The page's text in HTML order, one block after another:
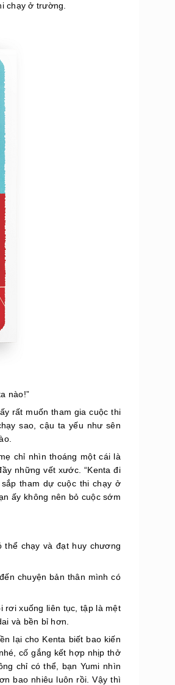
chạy ở trường.
nào!”
rất muốn tham gia cuộc thi
sao, cậu ta yếu như sên
chỉ nhìn thoáng một cái là
những vết xước. “Kenta đi
tham dự cuộc thi chạy ở
ấy không nên bỏ cuộc sớm
thể chạy và đạt huy chương
chuyện bản thân mình có
rơi xuống liên tục, tập là mệt
và bền bỉ hơn.
lại cho Kenta biết bao kiến
cố gắng kết hợp nhịp thở
chỉ có thể, bạn Yumi nhìn
bao nhiêu luôn rồi. Vậy thì